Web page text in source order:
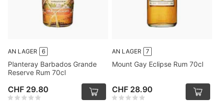
AN LAGER 6
Planteray Barbados Grande
Reserve Rum 70cl
CHF 29.80
AN LAGER 7
Mount Gay Eclipse Rum 70cl
CHF 28.90